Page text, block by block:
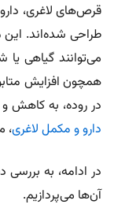
قرص‌های لاغری،
طراحی شده‌اند. این
می‌توانند گیاهی یا
همچون افزایش
در روده، به کاهش
دارو و مکمل لاغری،
در ادامه، به
آن‌ها می‌پردازیم.